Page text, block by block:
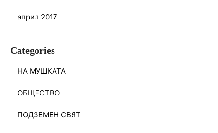
април 2017
Categories
НА МУШКАТА
ОБЩЕСТВО
ПОДЗЕМЕН СВЯТ